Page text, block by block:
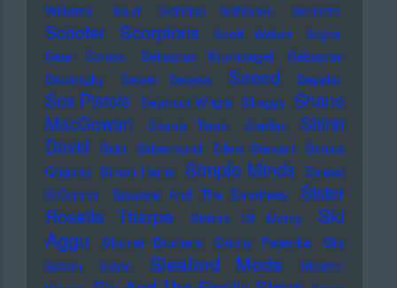
Williams
Sault Schnipo Schranke Schürze
Scooter Scorpions Scott Walker
Scycs
Sean Combs
Sebastian Krumbiegel
Sebastian
Studnitzky
Secret Secrets Seeed Sepalot
Sex Pistols Seymour Wright Shaggy Shane
MacGowan
Shania Twain Shellac
Shirin
David
Sido Silbermond Silent Servant Simina
Grigoriu Simon Harris Simple Minds Sinead
O'Connor
Siouxsie And The Banshees
Sister
Rosetta Tharpe
Sisters Of Mercy
Ski
Aggu
Skinner Brothers Skinny Pelembe
Sky
Saxon
Slade Sleaford Mods
Sleater-